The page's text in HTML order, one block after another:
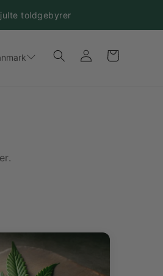
toldgebyrer
Log
ind
Indkøbskurv